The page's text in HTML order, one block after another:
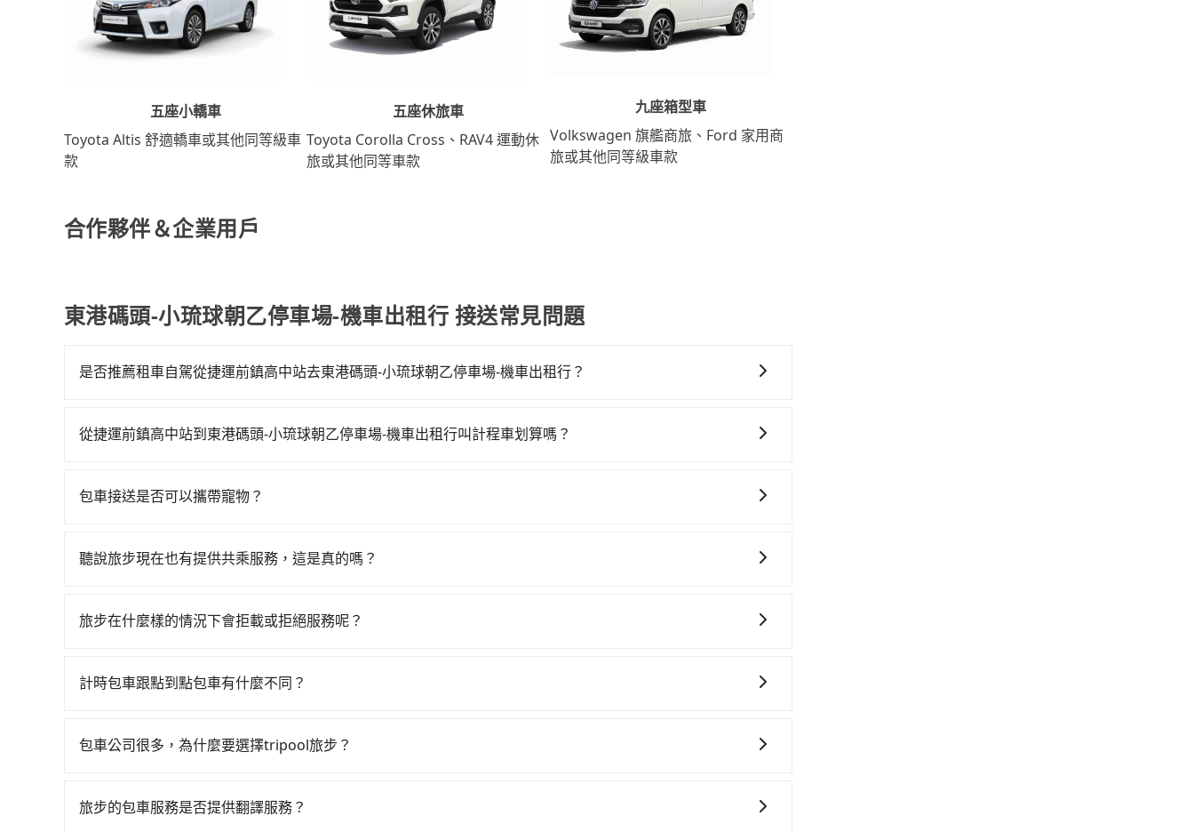
五座小轎車
Toyota Altis 舒適轎車或其他同等級車
款
五座休旅車
Toyota Corolla Cross、RAV4 運動休
旅或其他同等車款
九座箱型車
Volkswagen 旗艦商旅、Ford 家用商
旅或其他同等級車款
合作夥伴＆企業用戶
東港碼頭-小琉球朝乙停車場-機車出租行 接送常見問題
是否推薦租車自駕從捷運前鎮高中站去東港碼頭-小琉球朝乙停車場-機車出租行？
邊可隨租隨借的iRent應該是你最便宜選擇。註冊完iRent的app後，可以每小時$115~205承租小轎車，每公里
預估進去，但額外的汽車保險與可能的罰單都需自付。再者，和運的iRent只提供最基本的車型，如Toyota
理，每一次租車都好像在開樂透一樣。另外，偶爾也會遇到明明已經預約了時間但上一位用戶卻遲遲尚未歸還，
遇到下雨天或者載行李時，就顯得非常不便。
從捷運前鎮高中站到東港碼頭-小琉球朝乙停車場-機車出租行叫計程車划算嗎？
到車，也可考慮打電話至捷運前鎮高中站附近的計程車隊，如倫永衛星大車隊、高威交通、天冠交通等叫車看
球朝乙停車場-機車出租行的跳表小黃可能較為便宜，但仍有臨時攔不到車以及計程車司機不跳錶計費的風險，如
包車接送是否可以攜帶寵物？
寵物同行。且為了行程安全，請勿將寵物抱出來或置於座椅上，以確保行程順利進行。
聽說旅步現在也有提供共乘服務，這是真的嗎？
到府接送，機場、通勤共乘、大型活動接送都適合！
旅步在什麼樣的情況下會拒載或拒絕服務呢？
訂購時填寫的數量。請務必確實填寫當日實際攜帶的行李及乘坐的總人數，包含成人及兒童／嬰幼兒。 2) 孩童
計時包車跟點到點包車有什麼不同？
通常以每小時為單位，客戶可以根據自己的需要預定一定時間的包車服務。這種服務適用於需要在城市內多個地
一個城市的長途包車。
包車公司很多，為什麼要選擇tripool旅步？
途安全無憂，我們的司機都是專業且可靠的職業駕駛。關於價格，旅步官網可一鍵即時查價，所示價格絕無隱藏
旅步的包車服務是否提供翻譯服務？